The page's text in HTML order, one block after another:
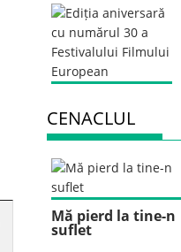
CENACLUL
Mă pierd la tine-n
suflet